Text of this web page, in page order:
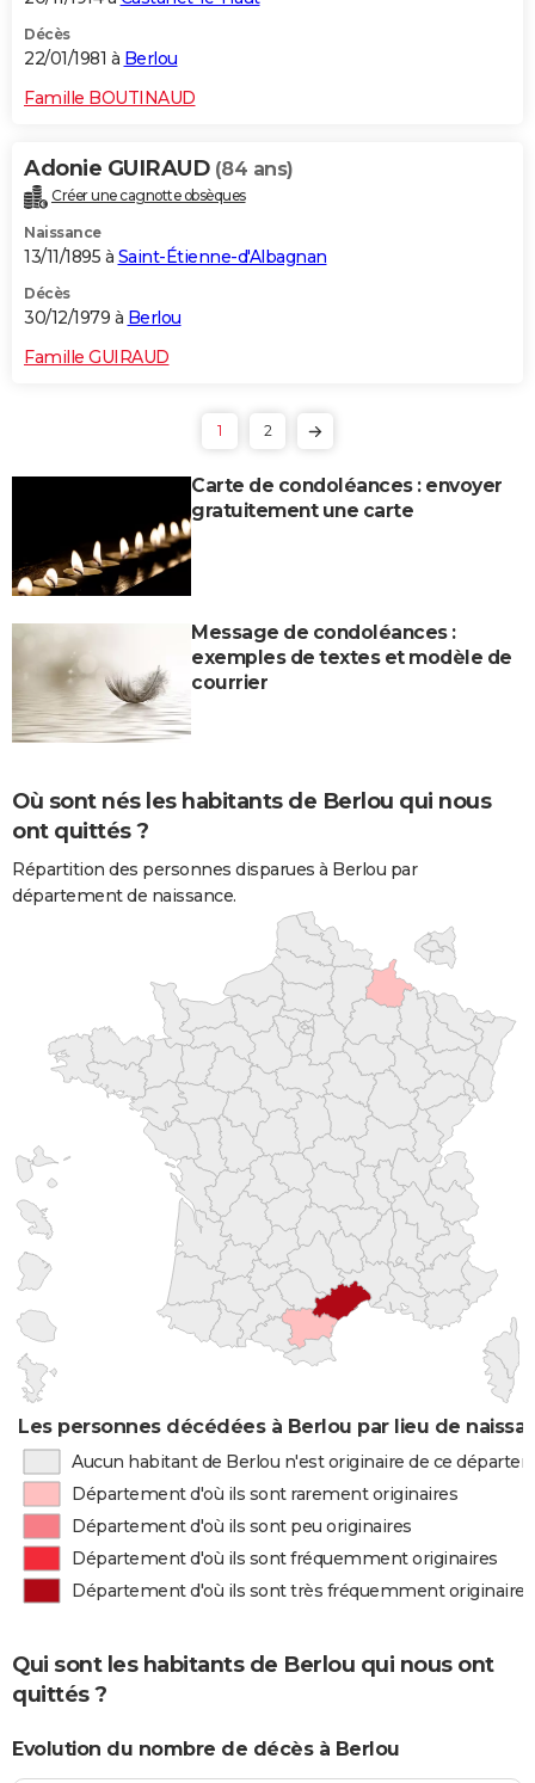
Décès
22/01/1981 à Berlou
Famille BOUTINAUD
Adonie GUIRAUD (84 ans)
Créer une cagnotte obsèques
Naissance
13/11/1895 à Saint-Étienne-d'Albagnan
Décès
30/12/1979 à Berlou
Famille GUIRAUD
1 2
Carte de condoléances : envoyer
gratuitement une carte
Message de condoléances :
exemples de textes et modèle de
courrier
Où sont nés les habitants de Berlou qui nous
ont quittés ?
Répartition des personnes disparues à Berlou par
département de naissance.
Les personnes décédées à Berlou par lieu de
Aucun habitant de Berlou n'est originaire de ce
Département d'où ils sont rarement originaires
Département d'où ils sont peu originaires
Département d'où ils sont fréquemment originaires
Département d'où ils sont très fréquemment originaires
Qui sont les habitants de Berlou qui nous ont
quittés ?
Evolution du nombre de décès à Berlou